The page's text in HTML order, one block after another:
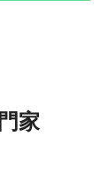
家